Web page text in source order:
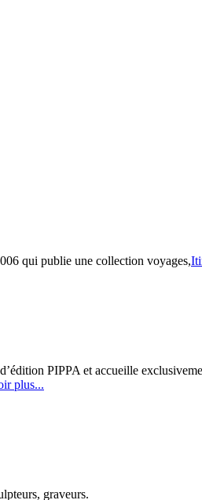
qui publie une collection voyages,
PIPPA et accueille
plus...
graveurs.